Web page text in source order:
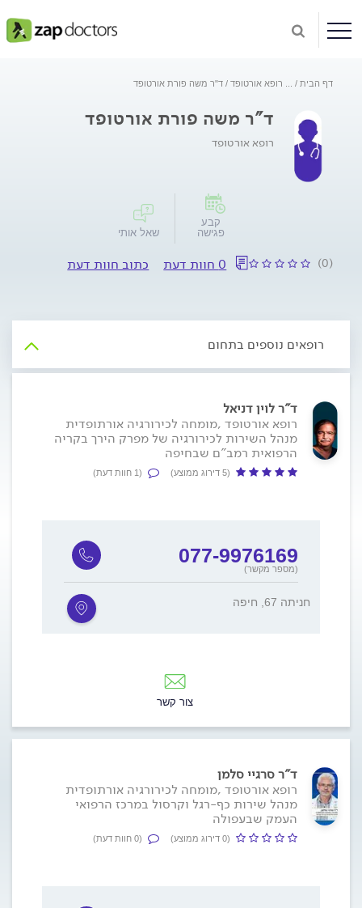
דף הבית רופא אורטופד ד"ר משה פורת אורטופד
ד"ר משה פורת אורטופד
רופא אורטופד
קבע
פגישה
שאל אותי
(0) 0 חוות דעת כתוב חוות דעת
רופאים נוספים בתחום
ד"ר לוין דניאל
רופא אורטופד ,מומחה לכירורגיה אורתופדית
מנהל השירות לכירורגיה של מפרק הירך בקריה
הרפואית רמב"ם שבחיפה
(5 דירוג ממוצע) (1 חוות דעת)
077-9976169
(מספר מקשר)
חניתה 67, חיפה
צור קשר
ד"ר סרגיי סלמן
רופא אורטופד ,מומחה לכירורגיה אורתופדית
מנהל שירות כף-רגל וקרסול במרכז הרפואי
העמק שבעפולה
(0 דירוג ממוצע) (0 חוות דעת)